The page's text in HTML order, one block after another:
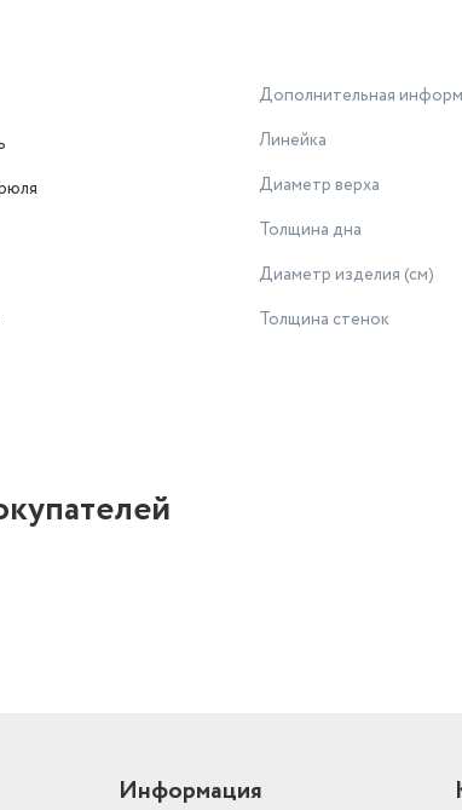
Дополнительная
Линейка
Диаметр верха
Толщина дна
Диаметр изделия (см)
Толщина стенок
Информация